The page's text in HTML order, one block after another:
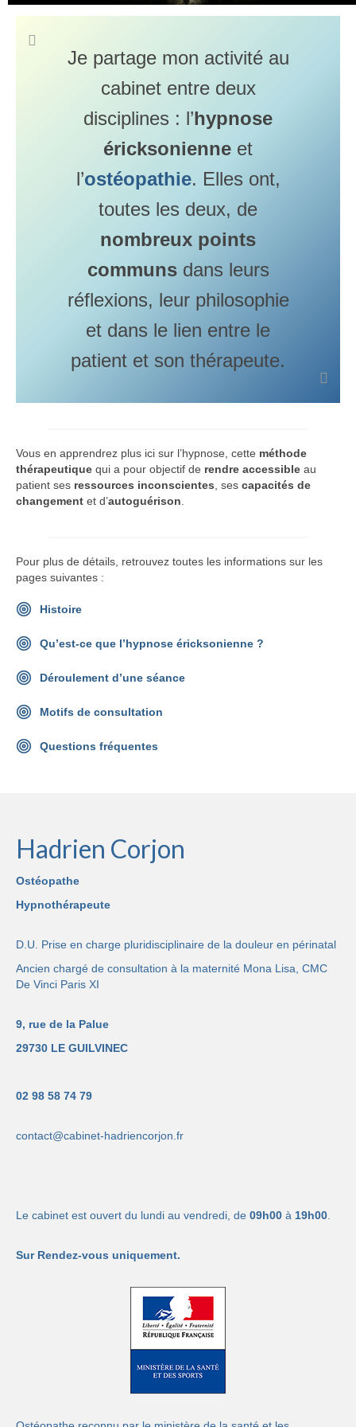
Hypnose
Histoire
Qu’est-ce que l’hypnose ?
Questions fréquentes
Cabinet
Tarifs & Remboursements
Conseils
Je partage mon activité au
cabinet entre deux
disciplines : l’hypnose
éricksonienne et
l’ostéopathie. Elles ont,
toutes les deux, de
nombreux points
communsdans leurs
réflexions, leur philosophie
et dans le lien entre le
patient et son thérapeute.
Vous en apprendrez plus ici sur l’hypnose, cette méthode
thérapeutique qui a pour objectif de rendre accessible au
patient ses ressources inconscientes , ses capacités de
changement et d’autoguérison
Pour plus de détails, retrouvez toutes les informations sur les
pages suivantes :
Histoire
Qu’est-ce que l’hypnose éricksonienne ?
Déroulement d’une séance
Motifs de consultation
Questions fréquentes
Hadrien Corjon
Ostéopathe
Hypnothérapeute
D.U. Prise en charge pluridisciplinaire de la douleur en périnatal
Ancien chargé de consultation à la maternité Mona Lisa, CMC
De Vinci Paris XI
9, rue de la Palue
29730 LE GUILVINEC
02 98 58 74 79
contact@cabinet-hadriencorjon.fr
Le cabinet est ouvert du lundi au vendredi, de 09h00 à 19h00
Sur Rendez-vous uniquement.